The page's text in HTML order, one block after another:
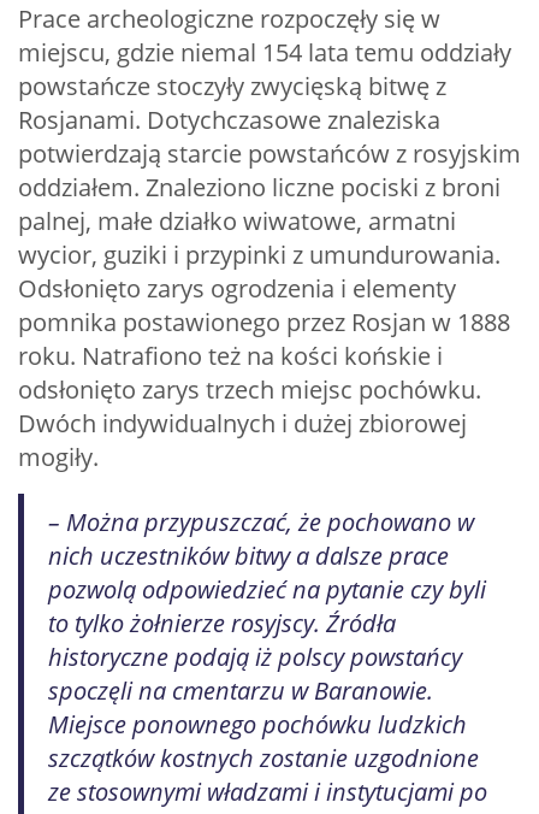
Prace archeologiczne rozpoczęły się w
miejscu, gdzie niemal 154 lata temu oddziały
powstańcze stoczyły zwycięską bitwę z
Rosjanami. Dotychczasowe znaleziska
potwierdzają starcie powstańców z rosyjskim
oddziałem. Znaleziono liczne pociski z broni
palnej, małe działko wiwatowe, armatni
wycior, guziki i przypinki z umundurowania.
Odsłonięto zarys ogrodzenia i elementy
pomnika postawionego przez Rosjan w 1888
roku. Natrafiono też na kości końskie i
odsłonięto zarys trzech miejsc pochówku.
Dwóch indywidualnych i dużej zbiorowej
mogiły.
– Można przypuszczać, że pochowano w
nich uczestników bitwy a dalsze prace
pozwolą odpowiedzieć na pytanie czy byli
to tylko żołnierze rosyjscy. Źródła
historyczne podają iż polscy powstańcy
spoczęli na cmentarzu w Baranowie.
Miejsce ponownego pochówku ludzkich
szczątków kostnych zostanie uzgodnione
ze stosownymi władzami i instytucjami po